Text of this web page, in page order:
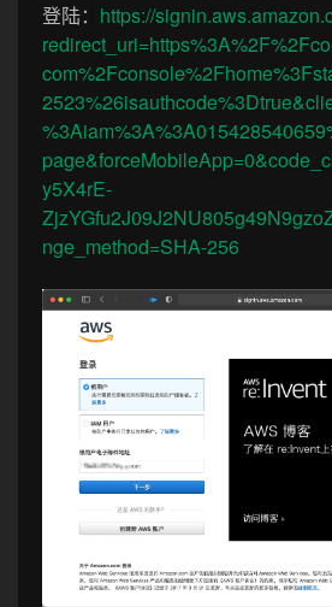
登陆： https://
y5X4rE-
nge_method=SHA-256